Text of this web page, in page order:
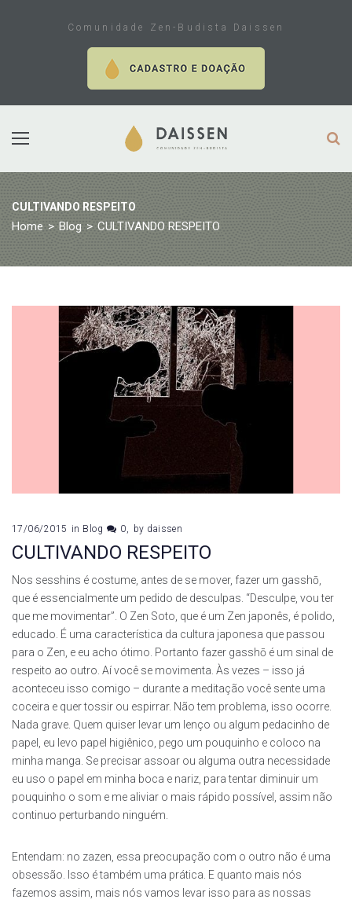
Comunidade Zen-Budista Daissen
CULTIVANDO RESPEITO
Home > Blog > CULTIVANDO RESPEITO
17/06/2015 in Blog 0 by daissen
CULTIVANDO RESPEITO
Nos sesshins é costume, antes de se mover, fazer um gasshō,
que é essencialmente um pedido de desculpas. “Desculpe, vou ter
que me movimentar”. O Zen Soto, que é um Zen japonês, é polido,
educado. É uma característica da cultura japonesa que passou
para o Zen, e eu acho ótimo. Portanto fazer gasshō é um sinal de
respeito ao outro. Aí você se movimenta. Às vezes – isso já
aconteceu isso comigo – durante a meditação você sente uma
coceira e quer tossir ou espirrar. Não tem problema, isso ocorre.
Nada grave. Quem quiser levar um lenço ou algum pedacinho de
papel, eu levo papel higiênico, pego um pouquinho e coloco na
minha manga. Se precisar assoar ou alguma outra necessidade
eu uso o papel em minha boca e nariz, para tentar diminuir um
pouquinho o som e me aliviar o mais rápido possível, assim não
continuo perturbando ninguém.
Entendam: no zazen, essa preocupação com o outro não é uma
obsessão. Isso é também uma prática. E quanto mais nós
fazemos assim, mais nós vamos levar isso para as nossas